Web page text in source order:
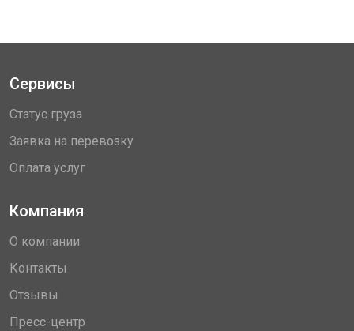
Сервисы
Статус груза
Заявка на перевозку
Оплата услуг
Компания
О компании
Контакты
Отзывы
Пресс-центр